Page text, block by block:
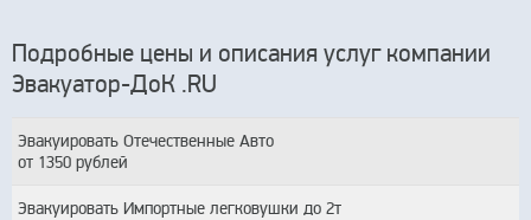
Подробные цены и описания услуг компании
Эвакуатор-ДоК .RU
Эвакуировать Отечественные Авто
от 1350 рублей
Эвакуировать Импортные легковушки до 2т